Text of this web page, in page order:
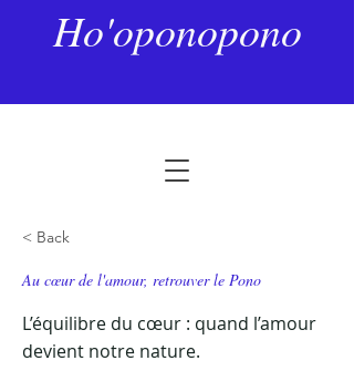
Ho'oponopono
< Back
Au cœur de l'amour, retrouver le Pono
L’équilibre du cœur : quand l’amour
devient notre nature.